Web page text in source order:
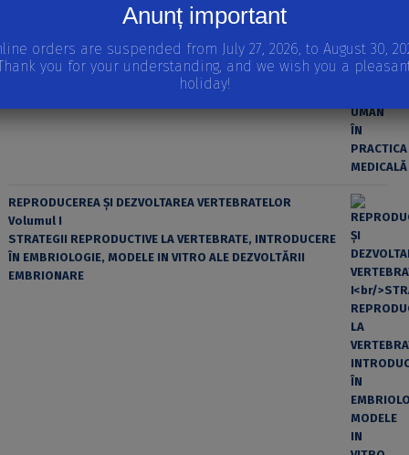
EROAREA ȘI FACTORUL UMAN ÎN PRACTICA MEDICALĂ
REPRODUCEREA ȘI DEZVOLTAREA VERTEBRATELOR
Volumul I
STRATEGII REPRODUCTIVE LA VERTEBRATE, INTRODUCERE
ÎN EMBRIOLOGIE, MODELE IN VITRO ALE DEZVOLTĂRII
EMBRIONARE
Anunț important
orders are suspended from July 27, 2026, to August 30,
you for your understanding, and we wish you a
holiday!